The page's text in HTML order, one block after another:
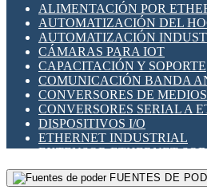
SENSORES INDUCTIVOS
TEMPORIZADORES
VARIACS
VARIADORES DE
SECCIONADORES -
MAQUINARIA
HERRAMIENTAS VARIAS
ILUMINACIÓN LED
INTERRUPTORES REED
INTERFACES DE RELÉ
OTROS RELÉS
PROTECCIÓN TÉRMICA
RELÉS AUTOMOTRICES
RELÉS DE SEÑAL
RELÉS DE ESTADO SÓLIDO
RELÉS INDUSTRIALES
RELÉS MINIATURA DE
SENSORES MAGNÉTICOS
ALIMENTACIÓN POR
AUTOMATIZACIÓN DEL
AUTOMATIZACIÓN
CÁMARAS PARA IOT
CAPACITACIÓN Y SOPORTE
COMUNICACIÓN BANDA
CONVERSORES DE MEDIOS
CONVERSORES SERIAL A
DISPOSITIVOS I/O
ETHERNET INDUSTRIAL
EXTENSOR ETHERNET
GATEWAY LORAWAN
GESTIÓN DE REDES
FUENTES DE